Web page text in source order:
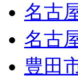
名古
名古
豊田